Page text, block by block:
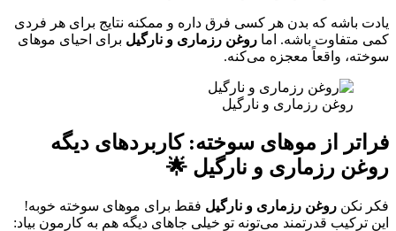
یادت باشه که بدن هر کسی فرق داره و ممکنه نتایج برای هر فردی
کمی متفاوت باشه. اما روغن رزماری و نارگیل برای احیای موهای
سوخته، واقعاً معجزه می‌کنه.
روغن رزماری و نارگیل
فراتر از موهای سوخته: کاربردهای دیگه
روغن رزماری و نارگیل 🌟
فکر نکن روغن رزماری و نارگیل فقط برای موهای سوخته خوبه!
این ترکیب قدرتمند می‌تونه تو خیلی جاهای دیگه هم به کارمون بیاد: